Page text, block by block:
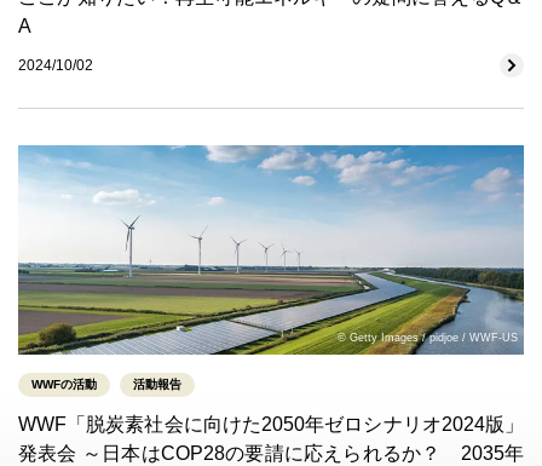
A
2024/10/02
© Getty Images / pidjoe / WWF-US
WWFの活動 活動報告
WWF「脱炭素社会に向けた2050年ゼロシナリオ2024版」
発表会 ～日本はCOP28の要請に応えられるか？ 2035年